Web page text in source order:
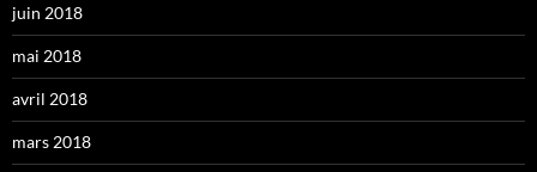
juin 2018
mai 2018
avril 2018
mars 2018